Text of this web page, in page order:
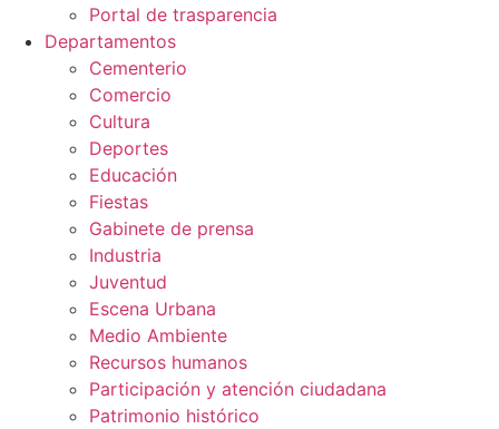
Portal de trasparencia
Departamentos
Cementerio
Comercio
Cultura
Deportes
Educación
Fiestas
Gabinete de prensa
Industria
Juventud
Escena Urbana
Medio Ambiente
Recursos humanos
Participación y atención ciudadana
Patrimonio histórico